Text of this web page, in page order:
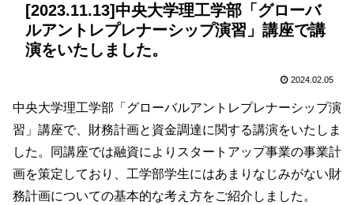
[2023.11.13]中央大学理工学部「グローバ
ルアントレプレナーシップ演習」講座で講
演をいたしました。
2024.02.05
中央大学理工学部「グローバルアントレプレナーシップ演
習」講座で、財務計画と資金調達に関する講演をいたしま
した。同講座では融資によりスタートアップ事業の事業計
画を策定しており、工学部学生にはあまりなじみがない財
務計画についての基本的な考え方をご紹介しました。